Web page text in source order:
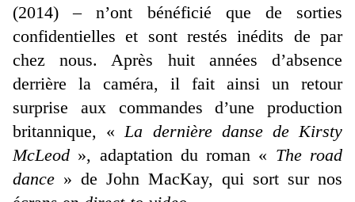
(2014) – n’ont bénéficié que de sorties
confidentielles et sont restés inédits de par
chez nous. Après huit années d’absence
derrière la caméra, il fait ainsi un retour
surprise aux commandes d’une production
britannique, «La dernière danse de Kirsty
McLeod », adaptation du roman « The road
dance » de John MacKay, qui sort sur nos